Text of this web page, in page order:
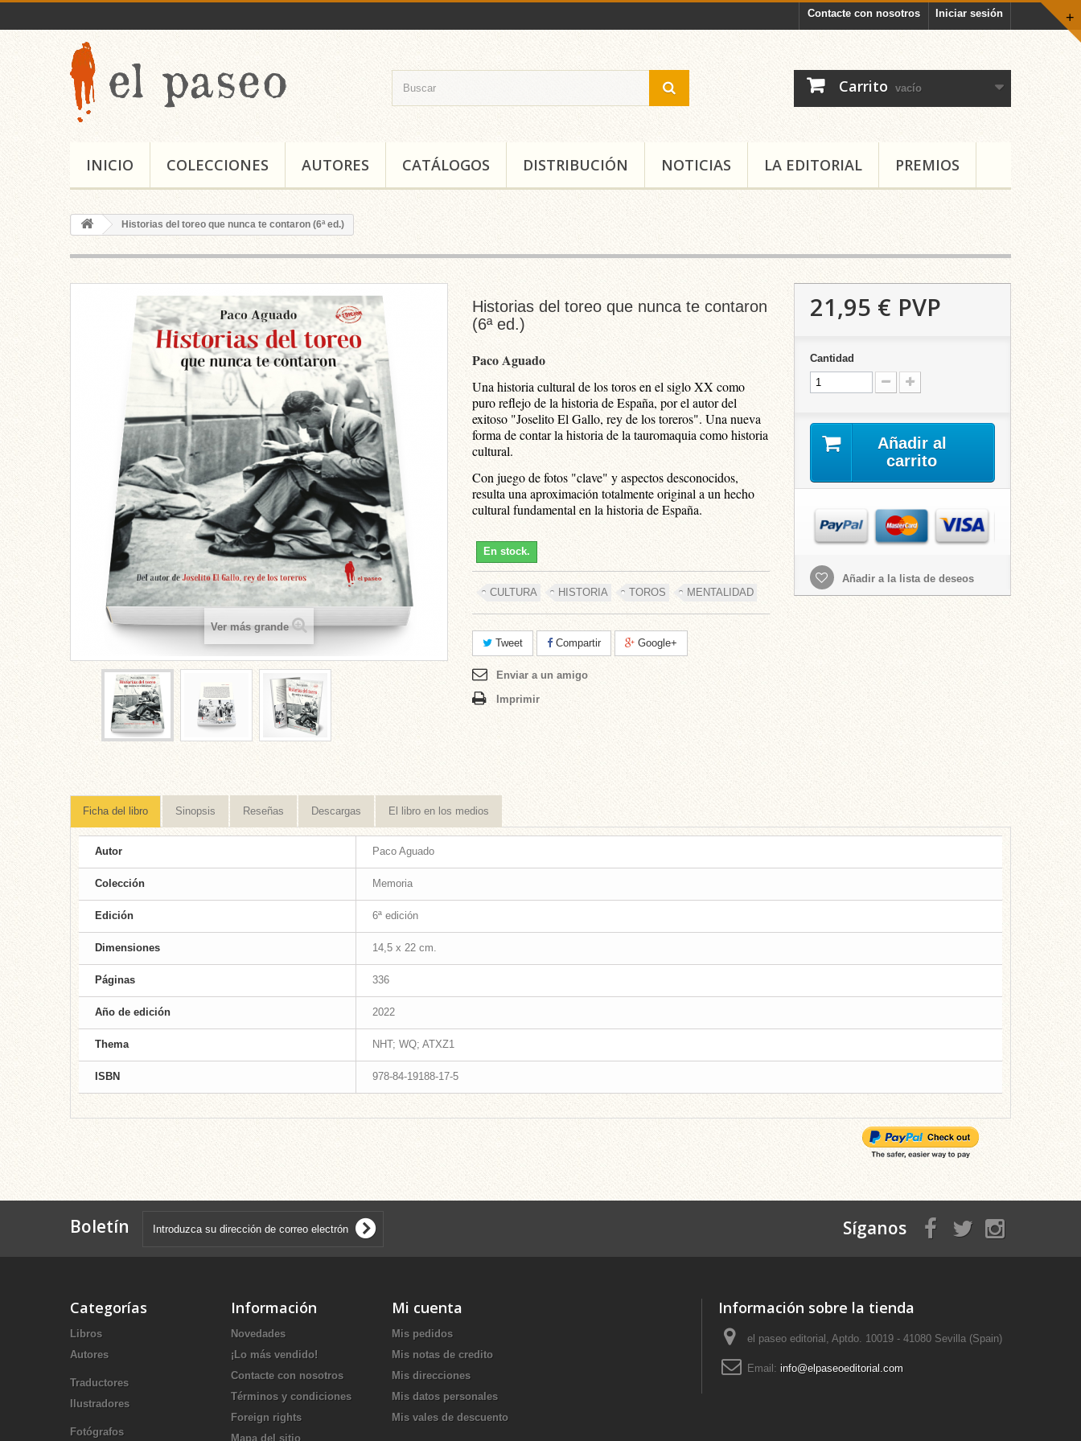
+
Iniciar sesión
Contacte con nosotros
Carrito vacío
INICIO COLECCIONES AUTORES CATÁLOGOS DISTRIBUCIÓN NOTICIAS LA EDITORIAL PREMIOS
Historias del toreo que nunca te contaron (6ª ed.)
Ver más grande
Historias del toreo que nunca te contaron
(6ª ed.)
Paco Aguado
Una historia cultural de los toros en el siglo XX como
puro reflejo de la historia de España, por el autor del
exitoso "Joselito El Gallo, rey de los toreros". Una nueva
forma de contar la historia de la tauromaquia como historia
cultural.
Con juego de fotos "clave" y aspectos desconocidos,
resulta una aproximación totalmente original a un hecho
cultural fundamental en la historia de España.
En stock.
CULTURA HISTORIA TOROS MENTALIDAD
Tweet Compartir Google+
Enviar a un amigo
Imprimir
21,95 € PVP
Cantidad
Añadir al
carrito
Añadir a la lista de deseos
Ficha del libro Sinopsis Reseñas Descargas El libro en los medios
Autor Paco Aguado
Colección Memoria
Edición 6ª edición
Dimensiones 14,5 x 22 cm.
Páginas 336
Año de edición 2022
Thema NHT; WQ; ATXZ1
ISBN 978-84-19188-17-5
Boletín Síganos
Categorías
Libros
Autores
Traductores
Ilustradores
Fotógrafos
Información
Novedades
¡Lo más vendido!
Contacte con nosotros
Términos y condiciones
Foreign rights
Mapa del sitio
Mi cuenta
Mis pedidos
Mis notas de credito
Mis direcciones
Mis datos personales
Mis vales de descuento
Información sobre la tienda
el paseo editorial, Aptdo. 10019 - 41080 Sevilla (Spain)
Email: info@elpaseoeditorial.com